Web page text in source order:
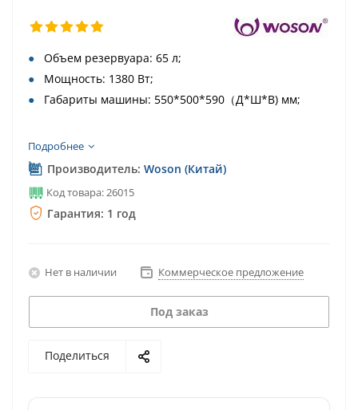
Объем резервуара: 65 л;
Мощность: 1380 Вт;
Габариты машины: 550*500*590（Д*Ш*В) мм;
Подробнее
Производитель: Woson (Китай)
Код товара: 26015
Гарантия: 1 год
Нет в наличии Коммерческое предложение
Под заказ
Поделиться